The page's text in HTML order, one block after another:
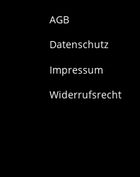
AGB
Datenschutz
Impressum
Widerrufsrecht